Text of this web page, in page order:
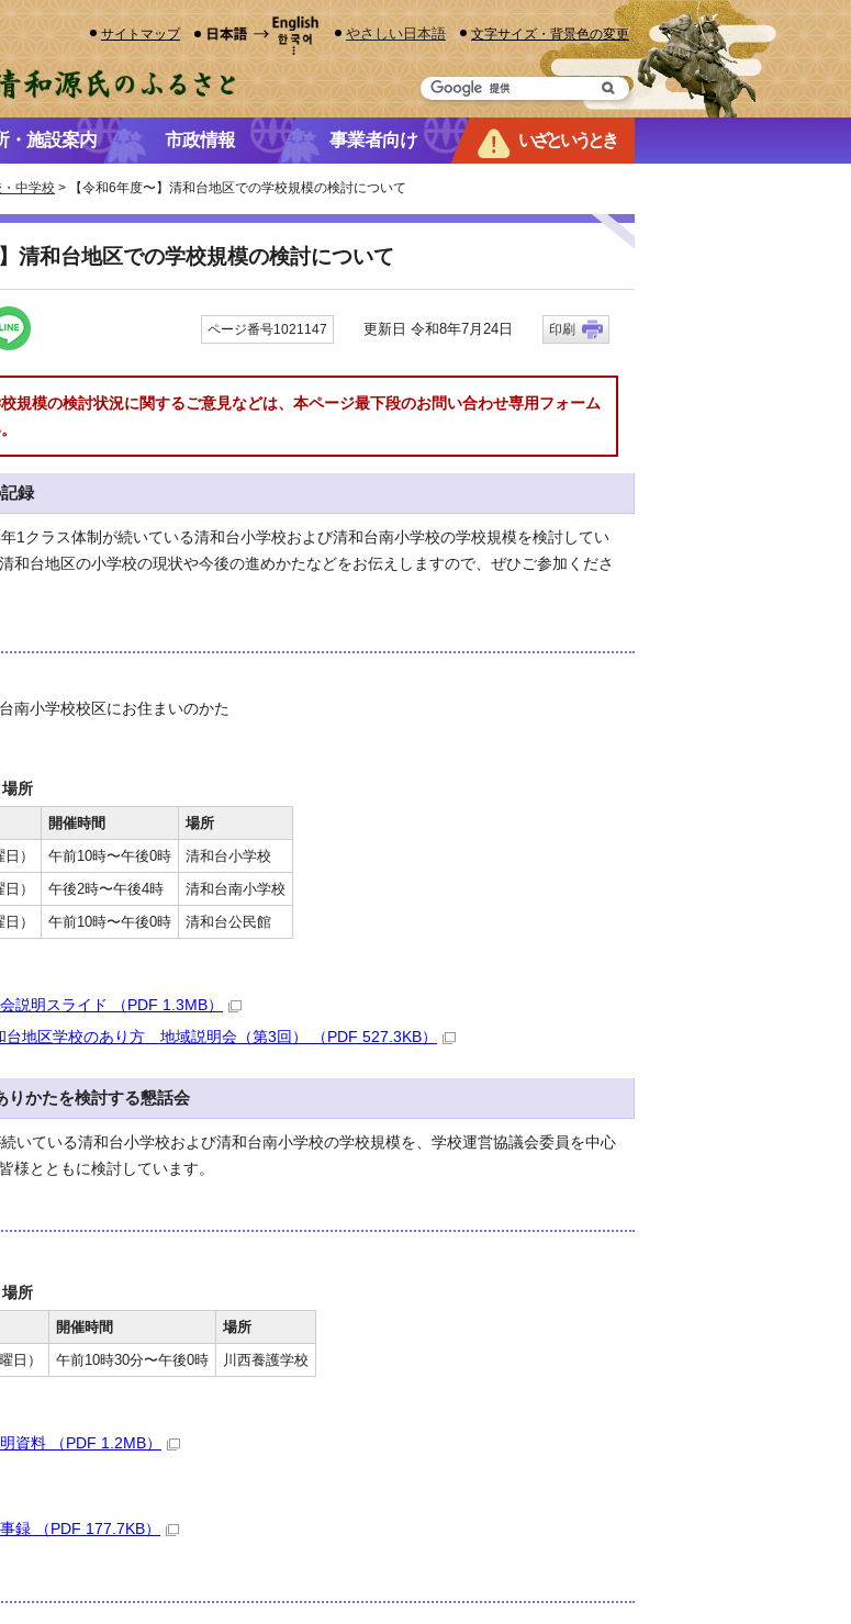
サイトマップ やさしい日本語 文字サイズ・背景色の変更
・施設案内 市政情報 事業者向け いざというとき
中学校 > 【令和6年度〜】清和台地区での学校規模の検討について
清和台地区での学校規模の検討について
ページ番号1021147 更新日 令和8年7月24日 印刷
規模の検討状況に関するご意見などは、本ページ最下段のお問い合わせ専用フォーム
録
1クラス体制が続いている清和台小学校および清和台南小学校の学校規模を検討してい
和台地区の小学校の現状や今後の進めかたなどをお伝えしますので、ぜひご参加くださ
南小学校校区にお住まいのかた
所
開催時間
場所
）
午前10時〜午後0時
清和台小学校
）
午後2時〜午後4時
清和台南小学校
）
午前10時〜午後0時 清和台公民館
説明スライド （PDF 1.3MB）
台地区学校のあり方 地域説明会（第3回） （PDF 527.3KB）
りかたを検討する懇話会
いている清和台小学校および清和台南小学校の学校規模を、学校運営協議会委員を中心
様とともに検討しています。
所
開催時間
場所
日）
午前10時30分〜午後0時 川西養護学校
資料 （PDF 1.2MB）
録 （PDF 177.7KB）